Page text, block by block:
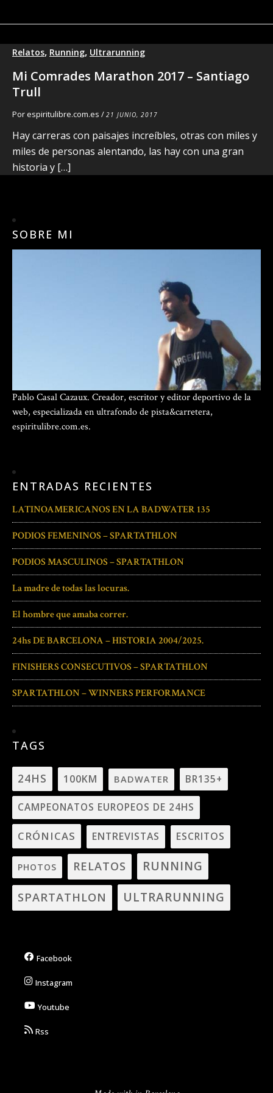
Relatos, Running, Ultrarunning
Mi Comrades Marathon 2017 – Santiago
Trull
Porespiritulibre.com.es / 21 JUNIO, 2017
Hay carreras con paisajes increíbles, otras con miles y
miles de personas alentando, las hay con una gran
historia y […]
SOBRE MI
Pablo Casal Cazaux. Creador, escritor y editor deportivo de la
web, especializada en ultrafondo de pista&carretera,
espiritulibre.com.es.
ENTRADAS RECIENTES
LATINOAMERICANOS EN LA BADWATER 135
PODIOS FEMENINOS – SPARTATHLON
PODIOS MASCULINOS – SPARTATHLON
La madre de todas las locuras.
El hombre que amaba correr.
24hs DE BARCELONA – HISTORIA 2004/2025.
FINISHERS CONSECUTIVOS – SPARTATHLON
SPARTATHLON – WINNERS PERFORMANCE
TAGS
24HS 100KM BADWATER BR135+
CAMPEONATOS EUROPEOS DE 24HS
CRÓNICAS ENTREVISTAS ESCRITOS
PHOTOS RELATOS RUNNING
SPARTATHLON ULTRARUNNING
Facebook
Instagram
Youtube
Rss